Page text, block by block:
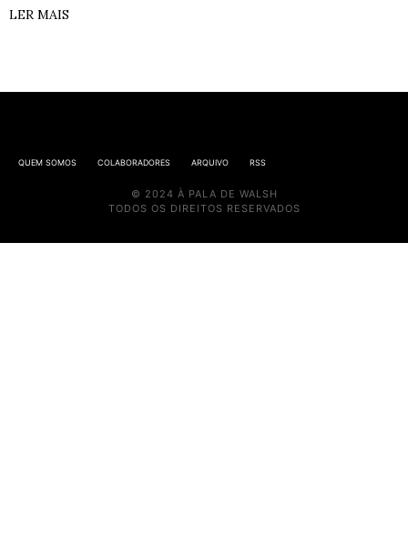
LER MAIS
QUEM SOMOS COLABORADORES ARQUIVO RSS
© 2024 À PALA DE WALSH
TODOS OS DIREITOS RESERVADOS